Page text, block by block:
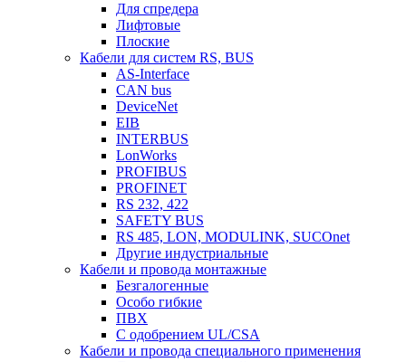
Для спредера
Лифтовые
Плоские
Кабели для систем RS, BUS
AS-Interface
CAN bus
DeviceNet
EIB
INTERBUS
LonWorks
PROFIBUS
PROFINET
RS 232, 422
SAFETY BUS
RS 485, LON, MODULINK, SUCOnet
Другие индустриальные
Кабели и провода монтажные
Безгалогенные
Особо гибкие
ПВХ
С одобрением UL/CSA
Кабели и провода специального применения